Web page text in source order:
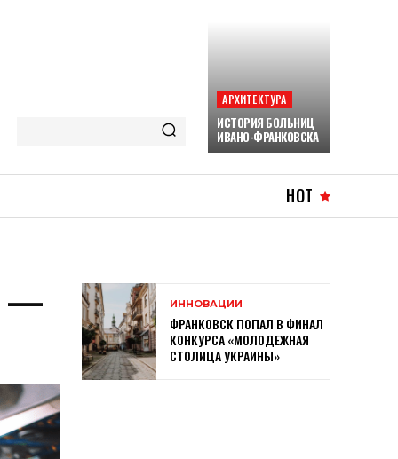
АРХИТЕКТУРА
ИСТОРИЯ БОЛЬНИЦ
ИВАНО-ФРАНКОВСКА
HOT
—
ИННОВАЦИИ
ФРАНКОВСК ПОПАЛ В ФИНАЛ
КОНКУРСА «МОЛОДЕЖНАЯ
СТОЛИЦА УКРАИНЫ»